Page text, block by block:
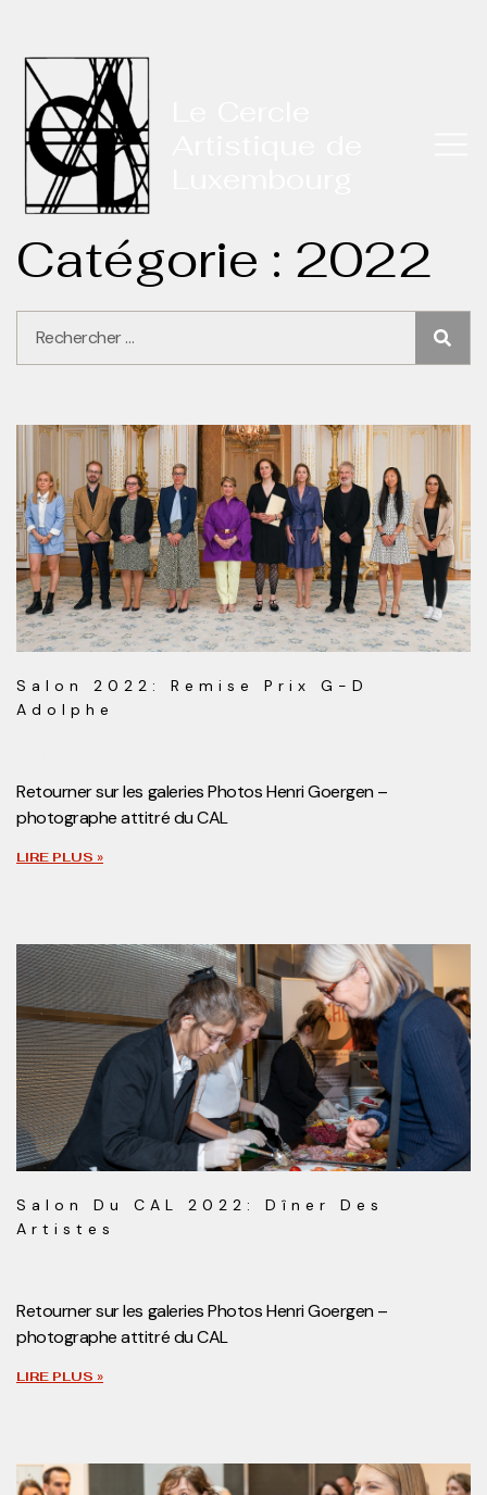
Catégorie : 2022
Salon 2022: Remise Prix G-D
Adolphe
Retourner sur les galeries Photos Henri Goergen –
photographe attitré du CAL
LIRE PLUS »
Salon Du CAL 2022: Dîner Des
Artistes
Retourner sur les galeries Photos Henri Goergen –
photographe attitré du CAL
LIRE PLUS »